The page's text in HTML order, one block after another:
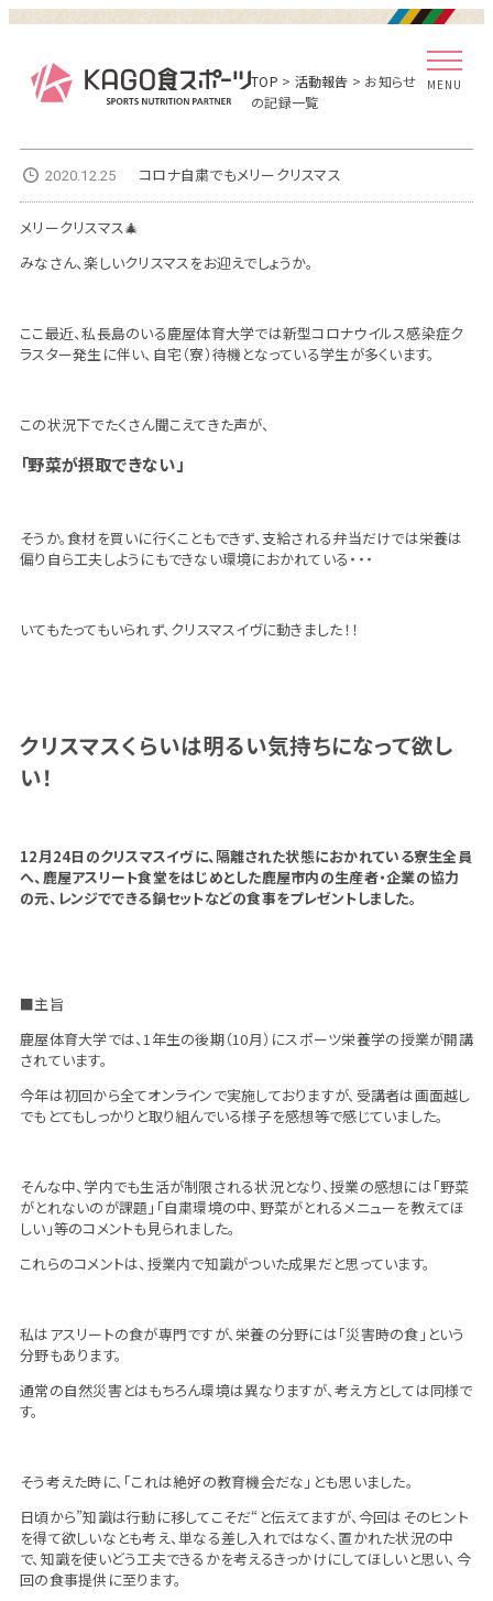
MENU
TOP > 活動報告 > お知らせ
の記録一覧
2020.12.25 コロナ自粛でもメリークリスマス
メリークリスマス🎄
みなさん、楽しいクリスマスをお迎えでしょうか。
ここ最近、私長島のいる鹿屋体育大学では新型コロナウイルス感染症ク
ラスター発生に伴い、自宅（寮）待機となっている学生が多くいます。
この状況下でたくさん聞こえてきた声が、
「野菜が摂取できない」
そうか。食材を買いに行くこともできず、支給される弁当だけでは栄養は
偏り自ら工夫しようにもできない環境におかれている・・・
いてもたってもいられず、クリスマスイヴに動きました！！
クリスマスくらいは明るい気持ちになって欲し
い！
12月24日のクリスマスイヴに、隔離された状態におかれている寮生全員
へ、鹿屋アスリート食堂をはじめとした鹿屋市内の生産者・企業の協力
の元、レンジでできる鍋セットなどの食事をプレゼントしました。
■主旨
鹿屋体育大学では、1年生の後期（10月）にスポーツ栄養学の授業が開講
されています。
今年は初回から全てオンラインで実施しておりますが、受講者は画面越し
でもとてもしっかりと取り組んでいる様子を感想等で感じていました。
そんな中、学内でも生活が制限される状況となり、授業の感想には「野菜
がとれないのが課題」「自粛環境の中、野菜がとれるメニューを教えてほ
しい」等のコメントも見られました。
これらのコメントは、授業内で知識がついた成果だと思っています。
私はアスリートの食が専門ですが、栄養の分野には「災害時の食」という
分野もあります。
通常の自然災害とはもちろん環境は異なりますが、考え方としては同様で
す。
そう考えた時に、「これは絶好の教育機会だな」とも思いました。
日頃から”知識は行動に移してこそだ“と伝えてますが、今回はそのヒント
を得て欲しいなとも考え、単なる差し入れではなく、置かれた状況の中
で、知識を使いどう工夫できるかを考えるきっかけにしてほしいと思い、今
回の食事提供に至ります。